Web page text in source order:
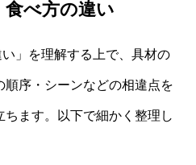
食べ方の違い
い」を理解する上で、具材の
序・シーンなどの相違点を
ます。以下で細かく整理し